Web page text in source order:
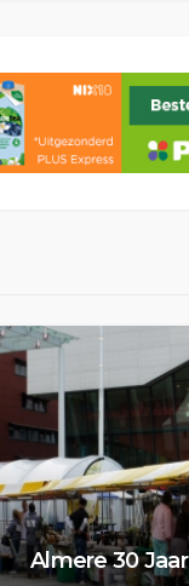
Almere 30 Jaar